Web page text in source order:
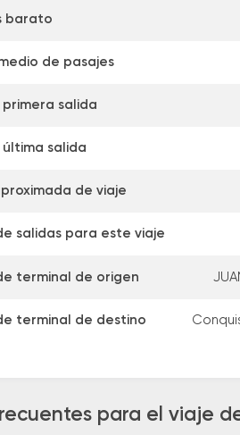
barato
de pasajes
salida
salida
de viaje
salidas para este viaje
terminal de origen
terminal de destino
para el viaje